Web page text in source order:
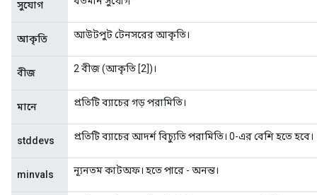
সুযোগ
আকৃতি আউটপুট টেনসরের আকৃতি।
বীজ 2 বীজ (আকৃতি [2])।
মানে প্রতিটি ব্যাচের গড় পরামিতি।
stddevs প্রতিটি ব্যাচের আদর্শ বিচ্যুতি পরামিতি। 0-এর বেশি হতে হবে।
minvals ন্যূনতম কাটঅফ। হতে পারে - অনন্ত।